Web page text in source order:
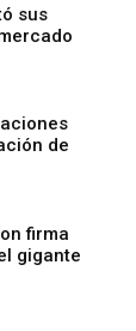
sus
de
firma
gigante